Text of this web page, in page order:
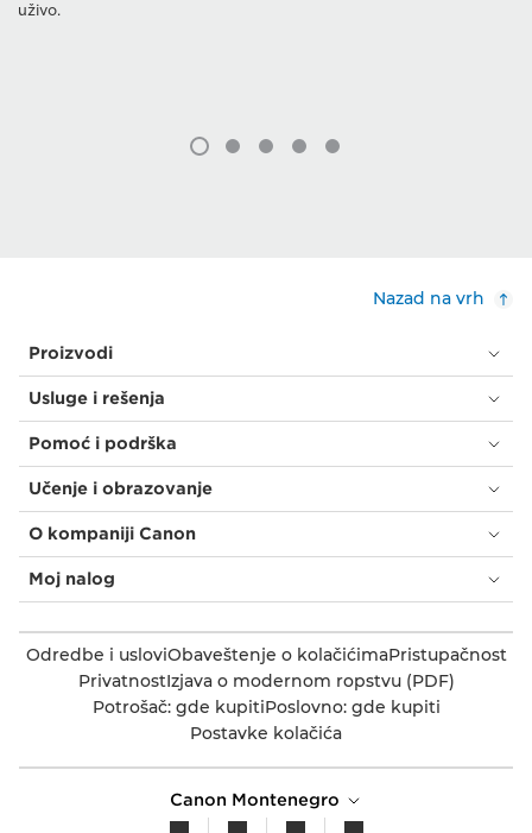
uživo.
Nazad na vrh
Proizvodi
Usluge i rešenja
Pomoć i podrška
Učenje i obrazovanje
O kompaniji Canon
Moj nalog
Odredbe i usloviObaveštenje o kolačićimaPristupačnost
PrivatnostIzjava o modernom ropstvu (PDF)
Potrošač: gde kupitiPoslovno: gde kupiti
Postavke kolačića
Canon Montenegro